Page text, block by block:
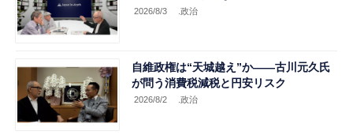
2026/8/3 .政治
自維政権は“天城越え”か――古川元久氏
が問う消費税減税と円安リスク
2026/8/2 .政治